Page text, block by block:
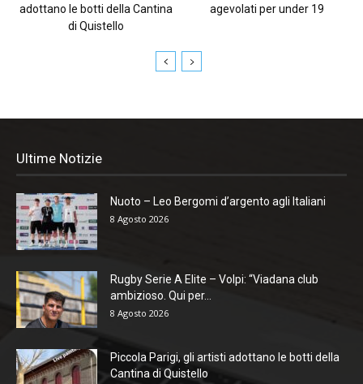
adottano le botti della Cantina
di Quistello
agevolati per under 19
Ultime Notizie
Nuoto – Leo Bergomi d’argento agli Italiani
8 Agosto 2026
Rugby Serie A Elite – Volpi: “Viadana club
ambizioso. Qui per...
8 Agosto 2026
Piccola Parigi, gli artisti adottano le botti della
Cantina di Quistello